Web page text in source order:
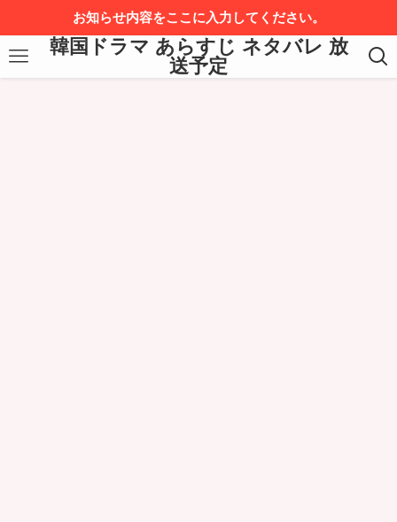
お知らせ内容をここに入力してください。
韓国ドラマ あらすじ ネタバレ 放
送予定